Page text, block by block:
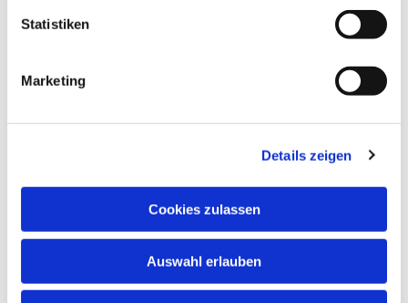
Statistiken
Marketing
Details zeigen
Cookies zulassen
Auswahl erlauben